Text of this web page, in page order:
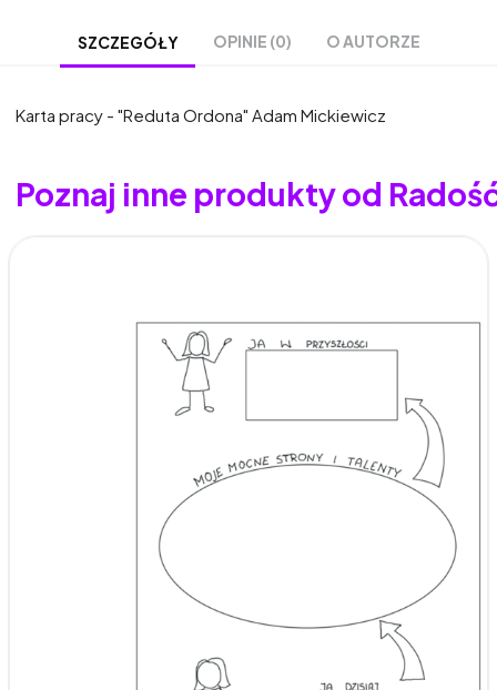
SZCZEGÓŁY OPINIE (0) O AUTORZE
Karta pracy - "Reduta Ordona" Adam Mickiewicz
Poznaj inne produkty od